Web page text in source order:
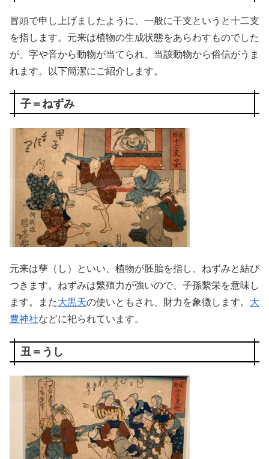
冒頭で申し上げましたように、一般に干支というと十二支
を指します。元来は植物の生成状態をあらわすものでした
が、字や音から動物が当てられ、当該動物から俗信がうま
れます。以下簡潔にご紹介します。
子＝ねずみ
元来は孳（し）といい、植物が胚胎を指し、ねずみと結び
つきます。ねずみは繁殖力が強いので、子孫繫栄を意味し
ます。また大黒天の使いともされ、財力を象徴します。 大
豊神社などに祀られています。
丑＝うし